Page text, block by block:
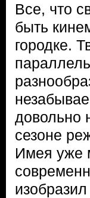
Все, что
быть
городке.
довольно
сезоне
Имея уже